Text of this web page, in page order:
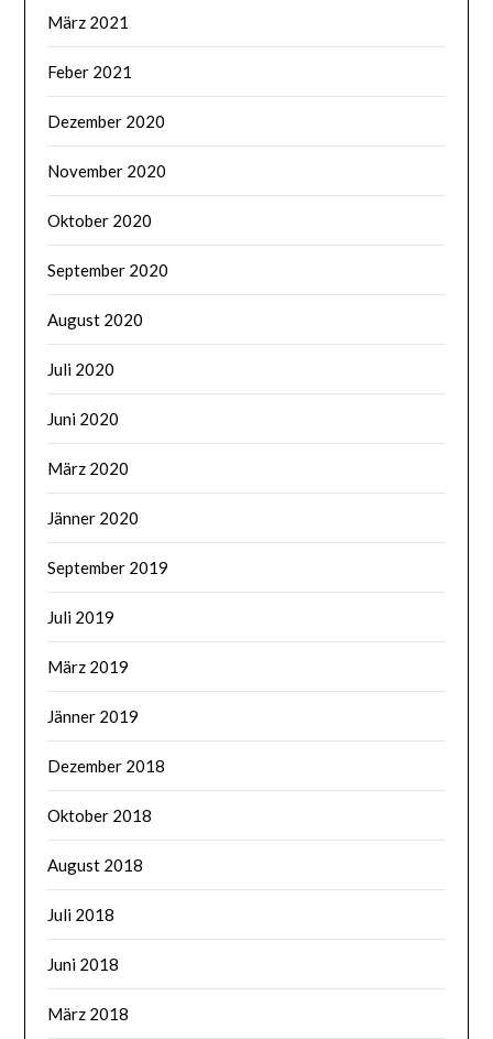
März 2021
Feber 2021
Dezember 2020
November 2020
Oktober 2020
September 2020
August 2020
Juli 2020
Juni 2020
März 2020
Jänner 2020
September 2019
Juli 2019
März 2019
Jänner 2019
Dezember 2018
Oktober 2018
August 2018
Juli 2018
Juni 2018
März 2018